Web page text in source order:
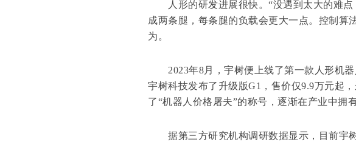
人形的研发进展很快。“没遇到太大的难点
成两条腿，每条腿的负载会更大一点。控制算
为。
2023年8月，宇树便上线了第一款人形机器
宇树科技发布了升级版G1，售价仅9.9万元起
了“机器人价格屠夫”的称号，逐渐在产业中拥
据第三方研究机构调研数据显示，目前宇